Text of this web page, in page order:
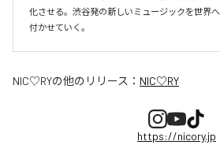
化させる。渋谷発の新しいミュージックを世界
付かせていく。
NIC♡RYの他のリリース： NIC♡RY
https://nicory.jp